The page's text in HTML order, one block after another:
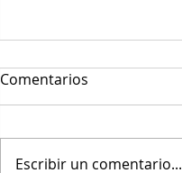
Comentarios
Escribir un comentario...